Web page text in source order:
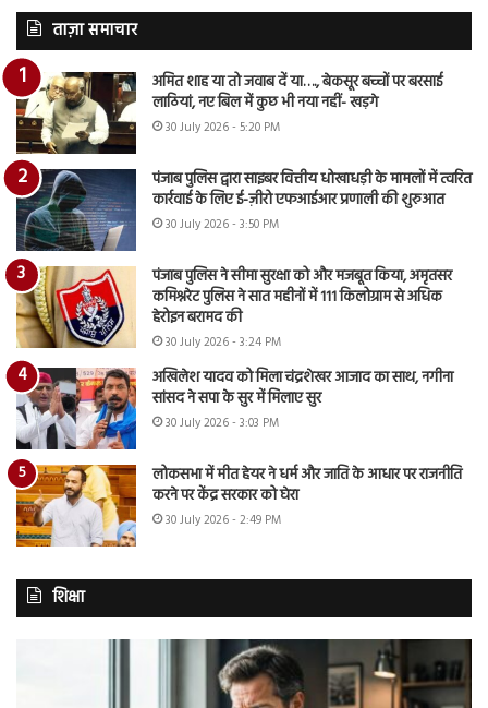
ताज़ा समाचार
अमित शाह या तो जवाब दें या…., बेकसूर बच्चों पर बरसाई
लाठियां, नए बिल में कुछ भी नया नहीं- खड़गे
30 July 2026 - 5:20 PM
पंजाब पुलिस द्वारा साइबर वित्तीय धोखाधड़ी के मामलों में त्वरित
कार्रवाई के लिए ई-ज़ीरो एफआईआर प्रणाली की शुरुआत
30 July 2026 - 3:50 PM
पंजाब पुलिस ने सीमा सुरक्षा को और मजबूत किया, अमृतसर
कमिश्नरेट पुलिस ने सात महीनों में 111 किलोग्राम से अधिक
हेरोइन बरामद की
30 July 2026 - 3:24 PM
अखिलेश यादव को मिला चंद्रशेखर आजाद का साथ, नगीना
सांसद ने सपा के सुर में मिलाए सुर
30 July 2026 - 3:03 PM
लोकसभा में मीत हेयर ने धर्म और जाति के आधार पर राजनीति
करने पर केंद्र सरकार को घेरा
30 July 2026 - 2:49 PM
शिक्षा